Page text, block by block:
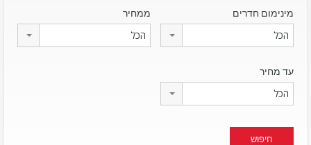
מינימום חדרים
הכל
ממחיר
הכל
עד מחיר
הכל